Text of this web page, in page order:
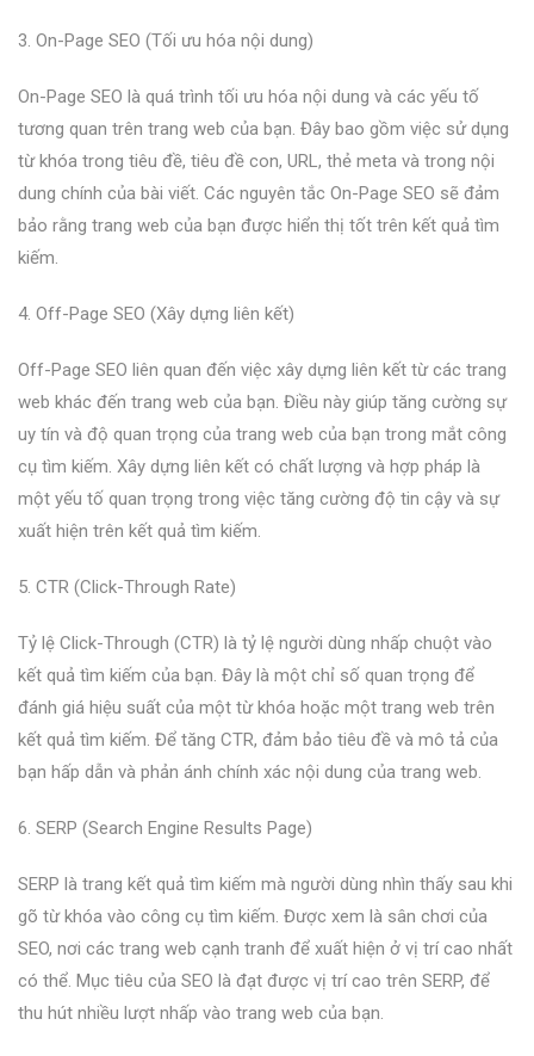
3. On-Page SEO (Tối ưu hóa nội dung)
On-Page SEO là quá trình tối ưu hóa nội dung và các yếu tố
tương quan trên trang web của bạn. Đây bao gồm việc sử dụng
từ khóa trong tiêu đề, tiêu đề con, URL, thẻ meta và trong nội
dung chính của bài viết. Các nguyên tắc On-Page SEO sẽ đảm
bảo rằng trang web của bạn được hiển thị tốt trên kết quả tìm
kiếm.
4. Off-Page SEO (Xây dựng liên kết)
Off-Page SEO liên quan đến việc xây dựng liên kết từ các trang
web khác đến trang web của bạn. Điều này giúp tăng cường sự
uy tín và độ quan trọng của trang web của bạn trong mắt công
cụ tìm kiếm. Xây dựng liên kết có chất lượng và hợp pháp là
một yếu tố quan trọng trong việc tăng cường độ tin cậy và sự
xuất hiện trên kết quả tìm kiếm.
5. CTR (Click-Through Rate)
Tỷ lệ Click-Through (CTR) là tỷ lệ người dùng nhấp chuột vào
kết quả tìm kiếm của bạn. Đây là một chỉ số quan trọng để
đánh giá hiệu suất của một từ khóa hoặc một trang web trên
kết quả tìm kiếm. Để tăng CTR, đảm bảo tiêu đề và mô tả của
bạn hấp dẫn và phản ánh chính xác nội dung của trang web.
6. SERP (Search Engine Results Page)
SERP là trang kết quả tìm kiếm mà người dùng nhìn thấy sau khi
gõ từ khóa vào công cụ tìm kiếm. Được xem là sân chơi của
SEO, nơi các trang web cạnh tranh để xuất hiện ở vị trí cao nhất
có thể. Mục tiêu của SEO là đạt được vị trí cao trên SERP, để
thu hút nhiều lượt nhấp vào trang web của bạn.